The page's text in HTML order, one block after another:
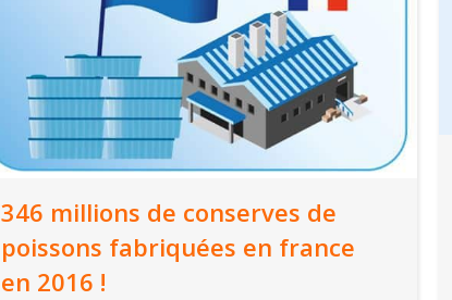
346 millions de conserves de
poissons fabriquées en france
en 2016 !